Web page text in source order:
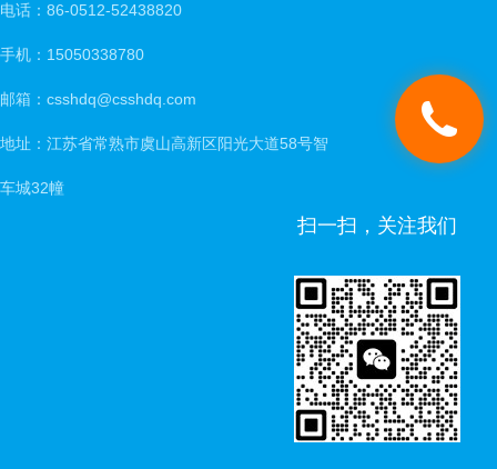
电话：86-0512-52438820
手机：15050338780
邮箱：csshdq@csshdq.com
地址：江苏省常熟市虞山高新区阳光大道58号智
车城32幢
扫一扫，关注我们